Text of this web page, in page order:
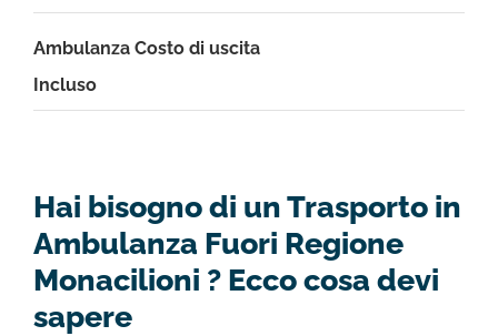
Ambulanza Costo di uscita
Incluso
Hai bisogno di un Trasporto in
Ambulanza Fuori Regione
Monacilioni ? Ecco cosa devi
sapere